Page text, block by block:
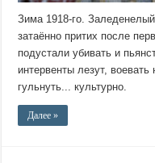
Зима 1918-го.
затаённо притих после
подустали убивать и
интервенты лезут,
гульнуть... культурно.
Далее »